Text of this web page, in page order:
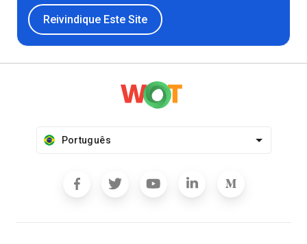
Reivindique Este Site
Português